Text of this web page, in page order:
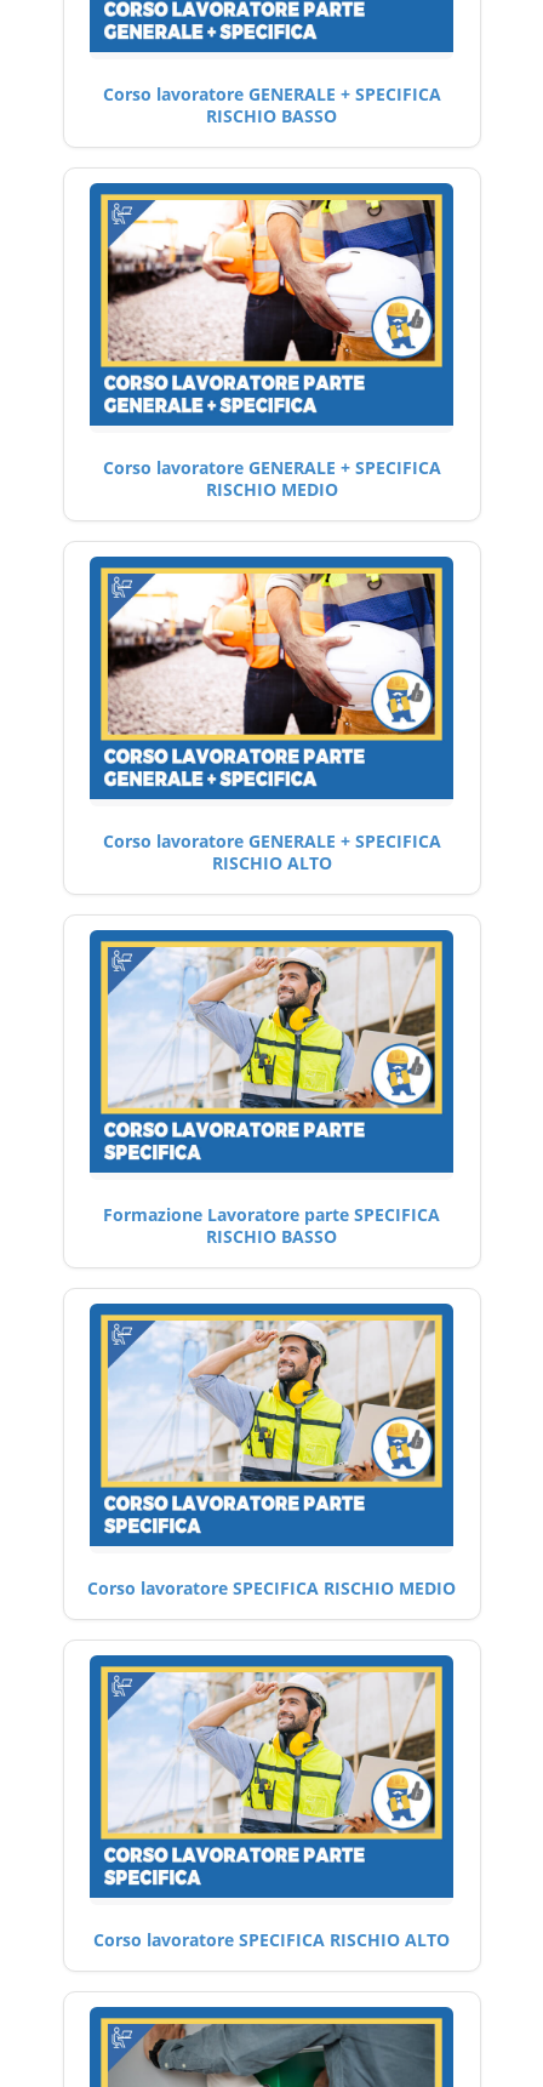
Corso lavoratore GENERALE + SPECIFICA
RISCHIO BASSO
Corso lavoratore GENERALE + SPECIFICA
RISCHIO MEDIO
Corso lavoratore GENERALE + SPECIFICA
RISCHIO ALTO
Formazione Lavoratore parte SPECIFICA
RISCHIO BASSO
Corso lavoratore SPECIFICA RISCHIO MEDIO
Corso lavoratore SPECIFICA RISCHIO ALTO